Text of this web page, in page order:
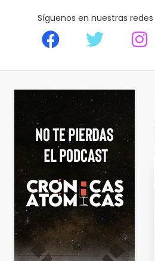
Síguenos en nuestras redes